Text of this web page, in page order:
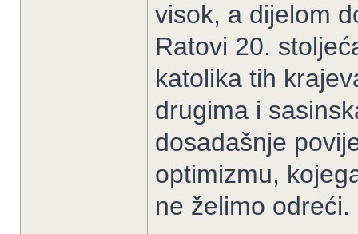
visok, a dijelom
Ratovi 20.
katolika tih
drugima i
dosadašnje
optimizmu,
ne želimo